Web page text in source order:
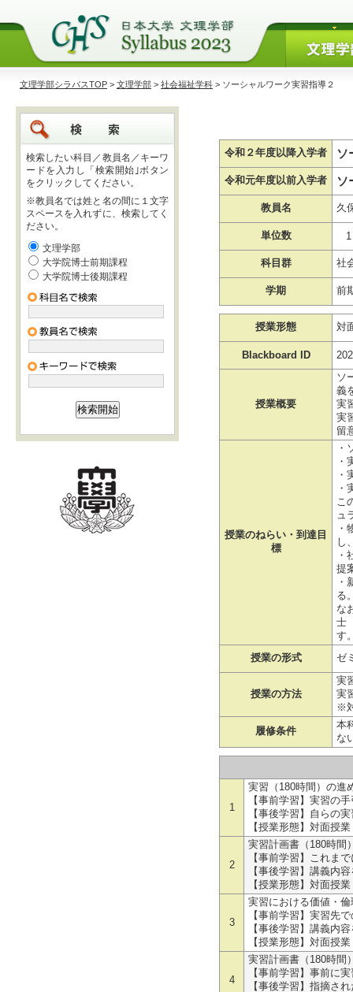
文理学部シラバスTOP > 文理学部 > 社会福祉学科 > ソーシャルワーク実習指導２
検索したい科目／教員名／キーワ
ードを入力し「検索開始｣ボタン
をクリックしてください。
※教員名では姓と名の間に１文字
スペースを入れずに、検索してく
ださい。
文理学部
大学院博士前期課程
大学院博士後期課程
令和２年度以降入学者 ソ
令和元年度以前入学者 ソ
教員名 久
単位数 1
科目群 社
学期 前
授業形態 対
Blackboard ID
授業概要
ソ
義
実
実
留
授業のねらい・到達目
標
・
・
・
・
こ
ュ
・
し
・
提
・
る
な
士
す
授業の形式
ゼ
授業の方法
実
実
※
履修条件
本
な
1
実習（180時間）の進
【事前学習】実習の
【事後学習】自らの
【授業形態】対面授業
2
実習計画書（180時間
【事前学習】これま
【事後学習】講義内
【授業形態】対面授業
3
実習における価値・
【事前学習】実習先
【事後学習】講義内
【授業形態】対面授業
4
実習計画書（180時間
【事前学習】事前に
【事後学習】指摘さ